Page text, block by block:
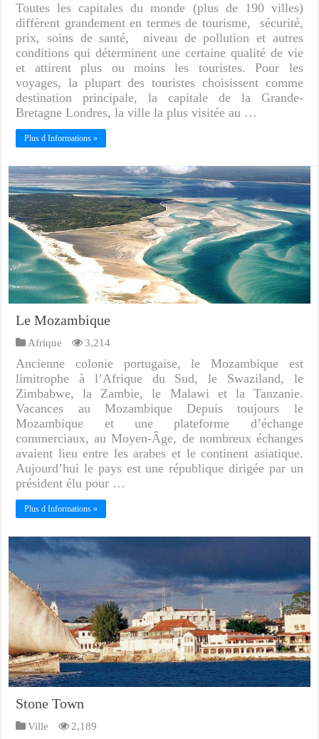
Toutes les capitales du monde (plus de 190 villes)
diffèrent grandement en termes de tourisme, sécurité,
prix, soins de santé, niveau de pollution et autres
conditions qui déterminent une certaine qualité de vie
et attirent plus ou moins les touristes. Pour les
voyages, la plupart des touristes choisissent comme
destination principale, la capitale de la Grande-
Bretagne Londres, la ville la plus visitée au …
Plus d Informations »
Le Mozambique
Afrique 3,214
Ancienne colonie portugaise, le Mozambique est
limitrophe à l’Afrique du Sud, le Swaziland, le
Zimbabwe, la Zambie, le Malawi et la Tanzanie.
Vacances au Mozambique Depuis toujours le
Mozambique et une plateforme d’échange
commerciaux, au Moyen-Âge, de nombreux échanges
avaient lieu entre les arabes et le continent asiatique.
Aujourd’hui le pays est une république dirigée par un
président élu pour …
Plus d Informations »
Stone Town
Ville 2,189